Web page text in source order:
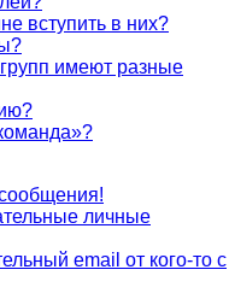
вступить в них?
имеют разные
личные
email от кого-то с